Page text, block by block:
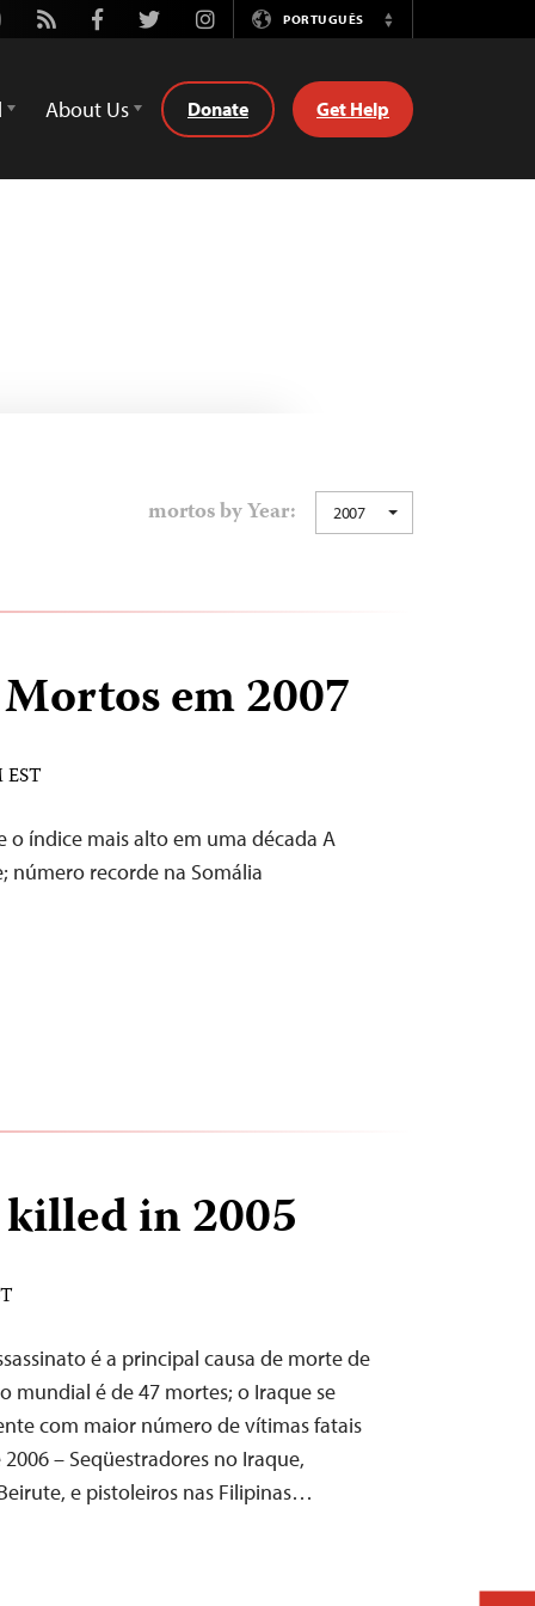
Rss FacebookTwitterInstagramPORTUGUÊS
Switch
About Us Donate Get Help
mortos by Year: 2007
em 2007
EST
o índice mais alto em uma década A
número recorde na Somália
in 2005
é a principal causa de morte de
mundial é de 47 mortes; o Iraque se
com maior número de vítimas fatais
– Seqüestradores no Iraque,
e pistoleiros nas Filipinas…